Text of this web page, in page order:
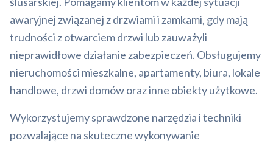
awaryjnej związanej z drzwiami i zamkami, gdy mają
trudności z otwarciem drzwi lub zauważyli
nieprawidłowe działanie zabezpieczeń. Obsługujemy
nieruchomości mieszkalne, apartamenty, biura, lokale
handlowe, drzwi domów oraz inne obiekty użytkowe.
Wykorzystujemy sprawdzone narzędzia i techniki
pozwalające na skuteczne wykonywanie